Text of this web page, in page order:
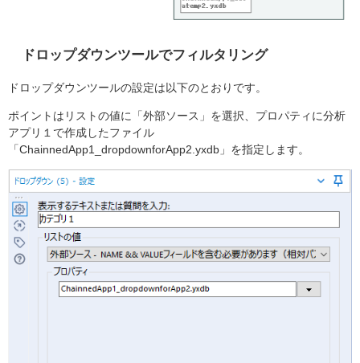
ドロップダウンツールでフィルタリング
ドロップダウンツールの設定は以下のとおりです。
ポイントはリストの値に「外部ソース」を選択、プロパティに分析
アプリ１で作成したファイル
「ChainnedApp1_dropdownforApp2.yxdb」を指定します。